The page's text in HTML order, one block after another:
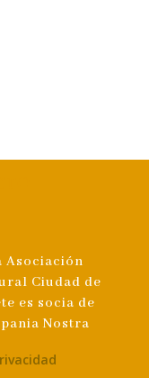
Asociación
Ciudad de
es socia de
Nostra